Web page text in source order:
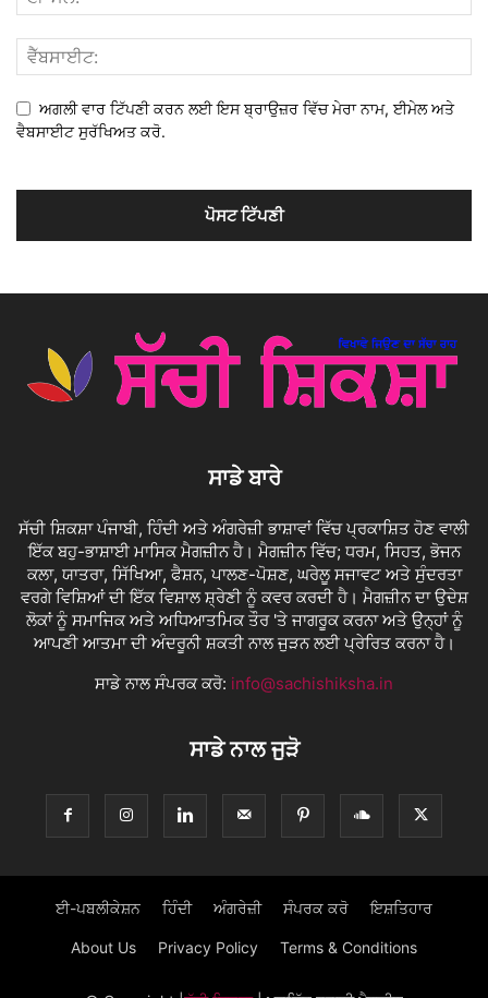
ਅਗਲੀ ਵਾਰ ਟਿੱਪਣੀ ਕਰਨ ਲਈ ਇਸ ਬ੍ਰਾਉਜ਼ਰ ਵਿੱਚ ਮੇਰਾ ਨਾਮ, ਈਮੇਲ ਅਤੇ
ਵੈਬਸਾਈਟ ਸੁਰੱਖਿਅਤ ਕਰੋ.
ਸਾਡੇ ਬਾਰੇ
ਸੱਚੀ ਸ਼ਿਕਸ਼ਾ ਪੰਜਾਬੀ, ਹਿੰਦੀ ਅਤੇ ਅੰਗਰੇਜ਼ੀ ਭਾਸ਼ਾਵਾਂ ਵਿੱਚ ਪ੍ਰਕਾਸ਼ਿਤ ਹੋਣ ਵਾਲੀ
ਇੱਕ ਬਹੁ-ਭਾਸ਼ਾਈ ਮਾਸਿਕ ਮੈਗਜ਼ੀਨ ਹੈ। ਮੈਗਜ਼ੀਨ ਵਿੱਚ; ਧਰਮ, ਸਿਹਤ, ਭੋਜਨ
ਕਲਾ, ਯਾਤਰਾ, ਸਿੱਖਿਆ, ਫੈਸ਼ਨ, ਪਾਲਣ-ਪੋਸ਼ਣ, ਘਰੇਲੂ ਸਜਾਵਟ ਅਤੇ ਸੁੰਦਰਤਾ
ਵਰਗੇ ਵਿਸ਼ਿਆਂ ਦੀ ਇੱਕ ਵਿਸ਼ਾਲ ਸ਼੍ਰੇਣੀ ਨੂੰ ਕਵਰ ਕਰਦੀ ਹੈ। ਮੈਗਜ਼ੀਨ ਦਾ ਉਦੇਸ਼
ਲੋਕਾਂ ਨੂੰ ਸਮਾਜਿਕ ਅਤੇ ਅਧਿਆਤਮਿਕ ਤੌਰ 'ਤੇ ਜਾਗਰੂਕ ਕਰਨਾ ਅਤੇ ਉਨ੍ਹਾਂ ਨੂੰ
ਆਪਣੀ ਆਤਮਾ ਦੀ ਅੰਦਰੂਨੀ ਸ਼ਕਤੀ ਨਾਲ ਜੁੜਨ ਲਈ ਪ੍ਰੇਰਿਤ ਕਰਨਾ ਹੈ।
ਸਾਡੇ ਨਾਲ ਸੰਪਰਕ ਕਰੋ: info@sachishiksha.in
ਸਾਡੇ ਨਾਲ ਜੁੜੋ
ਈ-ਪਬਲੀਕੇਸ਼ਨ ਹਿੰਦੀ ਅੰਗਰੇਜ਼ੀ ਸੰਪਰਕ ਕਰੋ ਇਸ਼ਤਿਹਾਰ
About Us Privacy Policy Terms & Conditions